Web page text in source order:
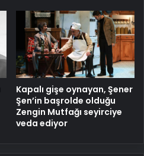
Kapalı gişe oynayan, Şener
Şen’in başrolde olduğu
Zengin Mutfağı seyirciye
veda ediyor